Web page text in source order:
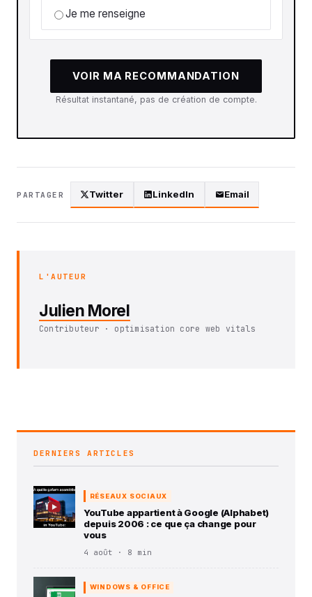
Je me renseigne
VOIR MA RECOMMANDATION
Résultat instantané, pas de création de compte.
PARTAGER Twitter LinkedIn Email
L'AUTEUR
Julien Morel
Contributeur · optimisation core web vitals
DERNIERS ARTICLES
RÉSEAUX SOCIAUX
YouTube appartient à Google (Alphabet)
depuis 2006 : ce que ça change pour
vous
4 août · 8 min
WINDOWS & OFFICE